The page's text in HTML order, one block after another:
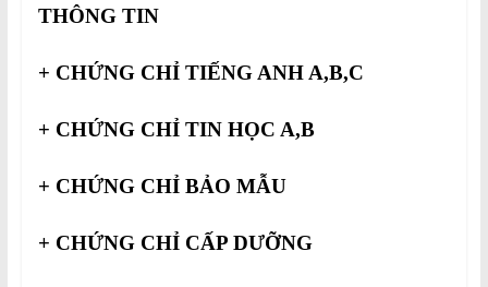
THÔNG TIN
+ CHỨNG CHỈ TIẾNG ANH A,B,C
+ CHỨNG CHỈ TIN HỌC A,B
+ CHỨNG CHỈ BẢO MẪU
+ CHỨNG CHỈ CẤP DƯỠNG